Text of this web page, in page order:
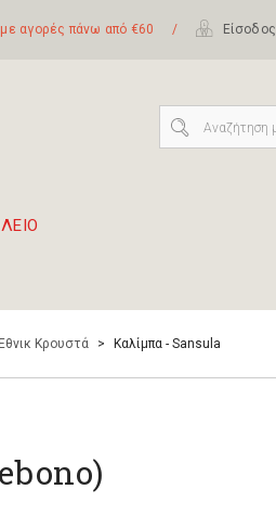
αγορές πάνω από €60 / Είσοδος
Κρουστά > Καλίμπα - Sansula